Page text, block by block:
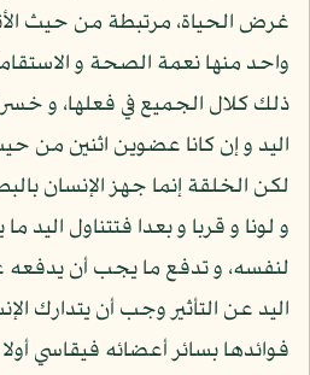
غرض الحياة، مرتبطة من حيث
واحد منها نعمة الصحة و
ذلك كلال الجميع في فعلها، و
اليد و إن كانا عضوين اثنين من
لكن الخلقة إنما جهز الإنسان
و لونا و قربا و بعدا فتتناول اليد
لنفسه، و تدفع ما يجب أن
اليد عن التأثير وجب أن يتدارك
فوائدها بسائر أعضائه فيقاسي